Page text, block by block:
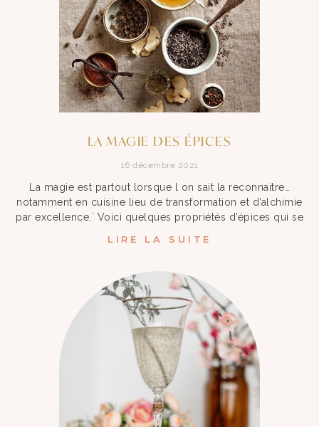
LA MAGIE DES ÉPICES
16 décembre 2021
La magie est partout lorsque l on sait la reconnaitre…
notamment en cuisine lieu de transformation et d’alchimie
par excellence.` Voici quelques propriétés d’épices qui se
LIRE LA SUITE